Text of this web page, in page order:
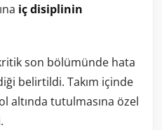
iç disiplinin
son bölümünde hata
belirtildi. Takım içinde
altında tutulmasına özel